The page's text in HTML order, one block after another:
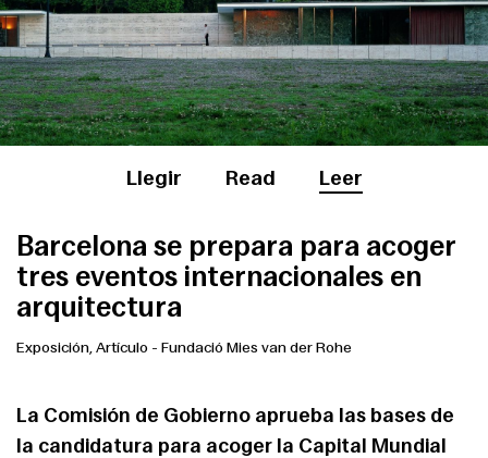
Llegir Read Leer
Barcelona se prepara para acoger
tres eventos internacionales en
arquitectura
Exposición, Artículo - Fundació Mies van der Rohe
La Comisión de Gobierno aprueba las bases de
la candidatura para acoger la Capital Mundial